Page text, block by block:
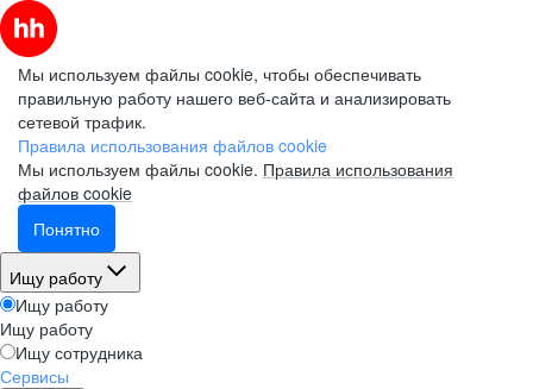
Мы используем файлы cookie, чтобы обеспечивать
правильную работу нашего веб-сайта и анализировать
сетевой трафик.
Правила использования файлов cookie
Мы используем файлы cookie. Правила использования
файлов cookie
Понятно
Ищу работу
Ищу работу
Ищу работу
Ищу сотрудника
Сервисы